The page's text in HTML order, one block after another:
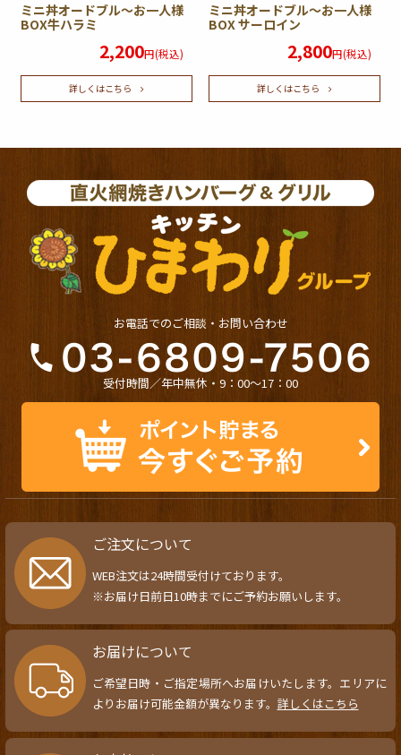
ミニ丼オードブル〜お一人様
BOX牛ハラミ
2,200円(税込)
詳しくはこちら
ミニ丼オードブル〜お一人様
BOX サーロイン
2,800円(税込)
詳しくはこちら
お電話でのご相談・お問い合わせ
受付時間／年中無休・9：00〜17：00
ご注文について
WEB注文は24時間受付けております。
※お届け日前日10時までにご予約お願いします。
お届けについて
ご希望日時・ご指定場所へお届けいたします。エリアに
よりお届け可能金額が異なります。 詳しくはこちら